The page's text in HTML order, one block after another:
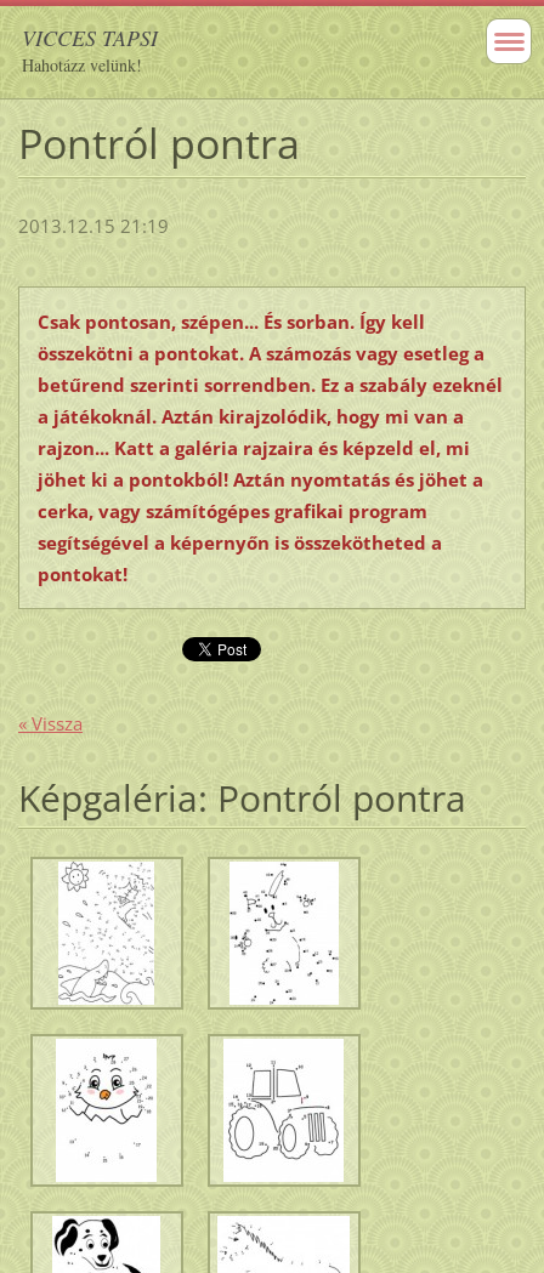
VICCES TAPSI
Hahotázz velünk!
Pontról pontra
2013.12.15 21:19
Csak pontosan, szépen... És sorban. Így kell
összekötni a pontokat. A számozás vagy esetleg a
betűrend szerinti sorrendben. Ez a szabály ezeknél
a játékoknál. Aztán kirajzolódik, hogy mi van a
rajzon... Katt a galéria rajzaira és képzeld el, mi
jöhet ki a pontokból! Aztán nyomtatás és jöhet a
cerka, vagy számítógépes grafikai program
segítségével a képernyőn is összekötheted a
pontokat!
« Vissza
Képgaléria: Pontról pontra